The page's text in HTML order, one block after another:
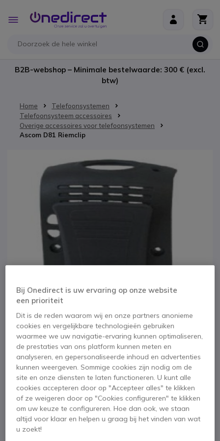
Toggle
Nav
B2B-webshop – Minimale bestelwaarde: 300 € (excl.
btw)
Home
Telefoonsystemen
Telefoonsysteem accessoires
Overige accessoires voor telefoonsystemen
Ascom D81 Riemclip
Ascom D81 Riemclip
SKU ASD81C // Referentie fabrikant: 660276
Riemclip met sterke houder voor Ascom D81
Ga naar het begin van de afbeeldingen-gallerij
Bij Onedirect is uw ervaring op onze website
een prioriteit
Dit is de reden waarom wij en onze partners anonieme
cookies en vergelijkbare technologieën gebruiken
waarmee we uw navigatie-ervaring kunnen optimaliseren,
de prestaties van ons platform kunnen meten en
analyseren, en gepersonaliseerde inhoud en advertenties
kunnen weergeven. Sommige cookies zijn nodig om de
site en onze diensten te laten functioneren. U kunt alle
cookies accepteren door op "Accepteer alles" te klikken
of ze weigeren door op "Cookies configureren" te klikken
om uw keuze te configureren. Hoe dan ook, we staan
altijd voor klaar en helpen u graag bij het vinden van wat
u zoekt!